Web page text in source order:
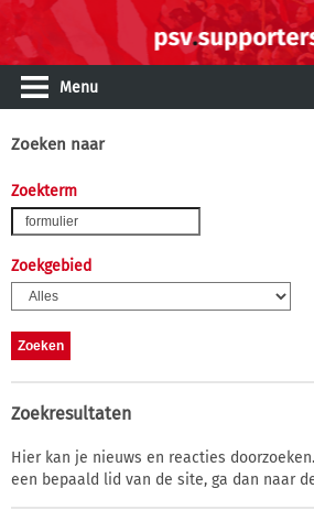
Menu
Zoeken naar
Zoekterm
Zoekgebied
Zoekresultaten
Hier kan je nieuws en reacties
een bepaald lid van de site, ga dan naar